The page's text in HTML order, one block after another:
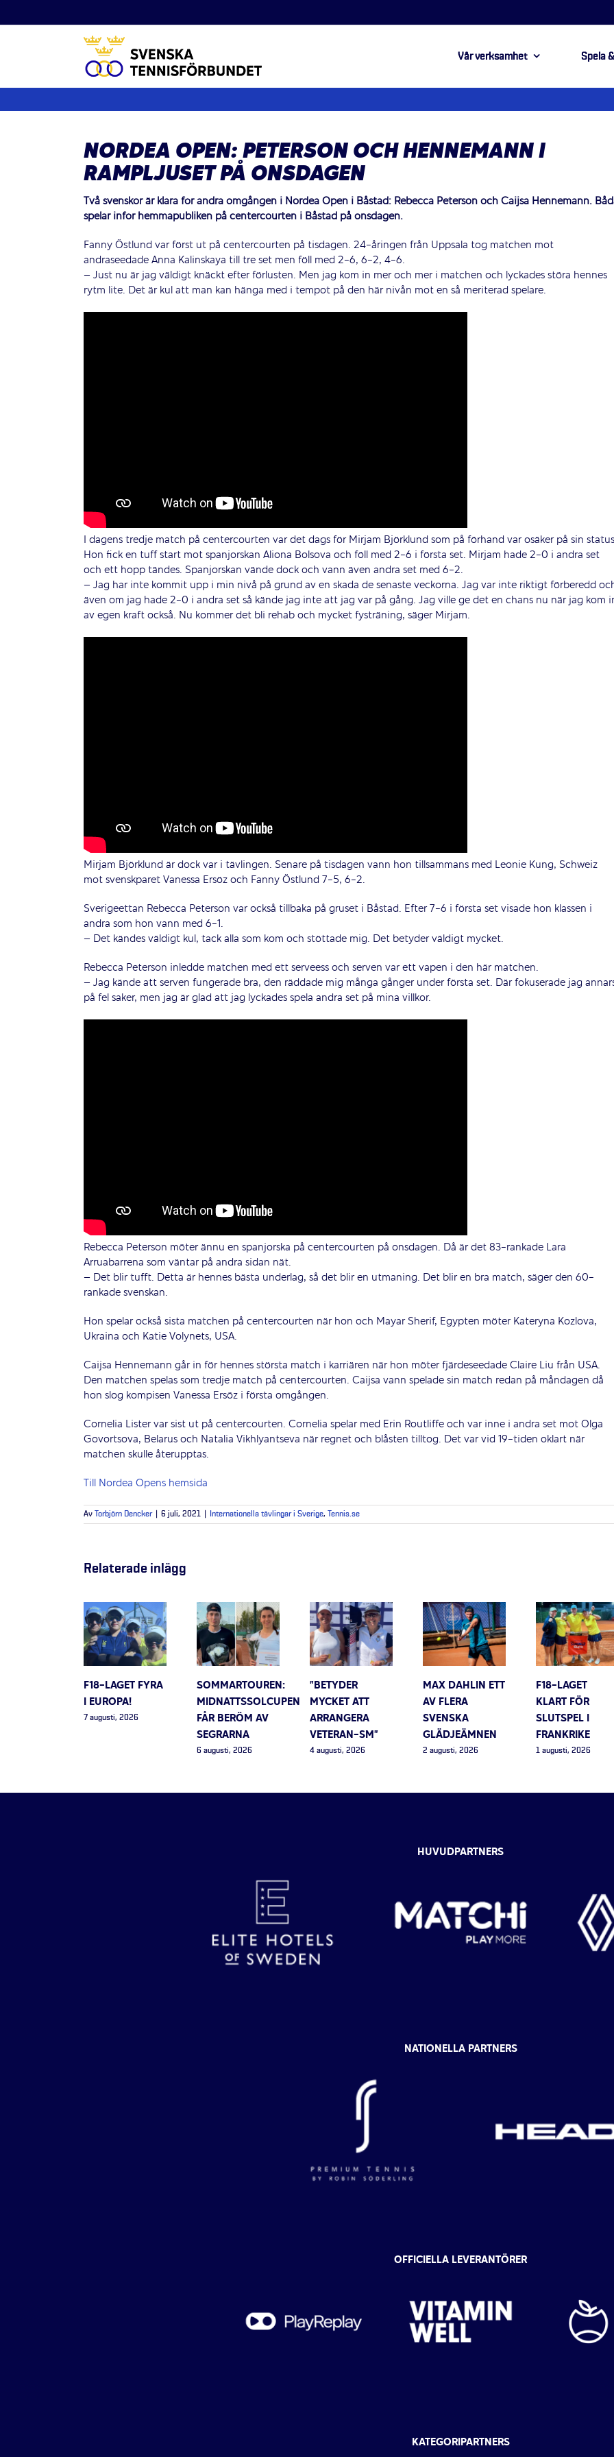
till
Vår verksamhet Spela
NORDEA OPEN: PETERSON OCH HENNEMANN I
RAMPLJUSET PÅ ONSDAGEN
Två svenskor är klara för andra omgången i Nordea Open i Båstad: Rebecca Peterson och Caijsa Hennemann.
spelar inför hemmapubliken på centercourten i Båstad på onsdagen.
Fanny Östlund var först ut på centercourten på tisdagen. 24-åringen från Uppsala tog matchen mot
andraseedade Anna Kalinskaya till tre set men föll med 2-6, 6-2, 4-6.
– Just nu är jag väldigt knäckt efter förlusten. Men jag kom in mer och mer i matchen och lyckades störa hennes
rytm lite. Det är kul att man kan hänga med i tempot på den här nivån mot en så meriterad spelare.
I dagens tredje match på centercourten var det dags för Mirjam Björklund som på förhand var osäker på sin
Hon fick en tuff start mot spanjorskan Aliona Bolsova och föll med 2-6 i första set. Mirjam hade 2-0 i andra set
och ett hopp tändes. Spanjorskan vände dock och vann även andra set med 6-2.
– Jag har inte kommit upp i min nivå på grund av en skada de senaste veckorna. Jag var inte riktigt förberedd
även om jag hade 2-0 i andra set så kände jag inte att jag var på gång. Jag ville ge det en chans nu när jag kom
av egen kraft också. Nu kommer det bli rehab och mycket fysträning, säger Mirjam.
Mirjam Björklund är dock var i tävlingen. Senare på tisdagen vann hon tillsammans med Leonie Kung, Schweiz
mot svenskparet Vanessa Ersöz och Fanny Östlund 7-5, 6-2.
Sverigeettan Rebecca Peterson var också tillbaka på gruset i Båstad. Efter 7-6 i första set visade hon klassen i
andra som hon vann med 6-1.
– Det kändes väldigt kul, tack alla som kom och stöttade mig. Det betyder väldigt mycket.
Rebecca Peterson inledde matchen med ett serveess och serven var ett vapen i den här matchen.
– Jag kände att serven fungerade bra, den räddade mig många gånger under första set. Där fokuserade jag
på fel saker, men jag är glad att jag lyckades spela andra set på mina villkor.
Rebecca Peterson möter ännu en spanjorska på centercourten på onsdagen. Då är det 83-rankade Lara
Arruabarrena som väntar på andra sidan nät.
– Det blir tufft. Detta är hennes bästa underlag, så det blir en utmaning. Det blir en bra match, säger den 60-
rankade svenskan.
Hon spelar också sista matchen på centercourten när hon och Mayar Sherif, Egypten möter Kateryna Kozlova,
Ukraina och Katie Volynets, USA.
Caijsa Hennemann går in för hennes största match i karriären när hon möter fjärdeseedade Claire Liu från USA.
Den matchen spelas som tredje match på centercourten. Caijsa vann spelade sin match redan på måndagen då
hon slog kompisen Vanessa Ersöz i första omgången.
Cornelia Lister var sist ut på centercourten. Cornelia spelar med Erin Routliffe och var inne i andra set mot Olga
Govortsova, Belarus och Natalia Vikhlyantseva när regnet och blåsten tilltog. Det var vid 19-tiden oklart när
matchen skulle återupptas.
Till Nordea Opens hemsida
Av Torbjörn Dencker 6 juli, 2021 Internationella tävlingar i Sverige, Tennis.se
Relaterade inlägg
F18-LAGET FYRA
I EUROPA!
7 augusti, 2026
SOMMARTOUREN:
MIDNATTSSOLCUPEN
FÅR BERÖM AV
SEGRARNA
6 augusti, 2026
”BETYDER
MYCKET ATT
ARRANGERA
VETERAN-SM”
4 augusti, 2026
MAX DAHLIN ETT
AV FLERA
SVENSKA
GLÄDJEÄMNEN
2 augusti, 2026
F18-LAGET
KLART FÖR
SLUTSPEL I
FRANKRIKE
1 augusti, 2026
HUVUDPARTNERS
NATIONELLA PARTNERS
OFFICIELLA LEVERANTÖRER
KATEGORIPARTNERS